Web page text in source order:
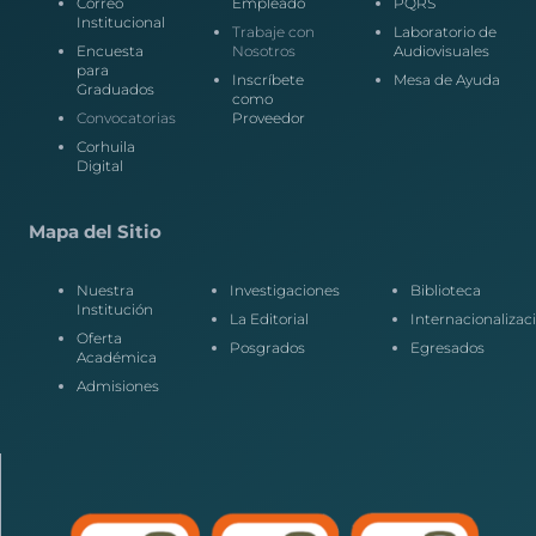
Institucional
Encuesta
para
Graduados
Convocatorias
Corhuila
Digital
Trabaje con
Nosotros
Inscríbete
como
Proveedor
Laboratorio de
Audiovisuales
Mesa de Ayuda
Mapa del Sitio
Nuestra
Institución
Oferta
Académica
Admisiones
Investigaciones
La Editorial
Posgrados
Biblioteca
Egresados